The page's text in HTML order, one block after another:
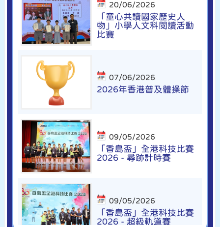
20/06/2026
「童心共讀國家歷史人
物」小學人文科閱讀活動
比賽
07/06/2026
2026年香港普及體操節
09/05/2026
「香島盃」全港科技比賽
2026 - 尋跡計時賽
09/05/2026
「香島盃」全港科技比賽
2026 - 超級軌道賽